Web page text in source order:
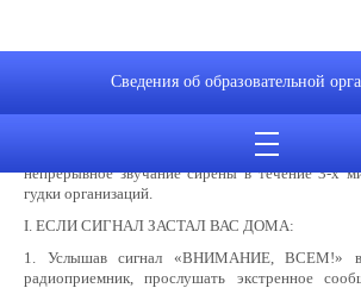
ПОРЯДОК ОПОВЕЩЕНИЯ
ЧРЕЗВЫЧАЙНЫХ СИТУАЦИЯХ (ЧС)
Оповещение начинается с подачи сигнала
непрерывное звучание сирены в течение 3-х
гудки организаций.
I. ЕСЛИ СИГНАЛ ЗАСТАЛ ВАС ДОМА:
1. Услышав сигнал «ВНИМАНИЕ, ВСЕМ!»
радиоприемник, прослушать экстренное
Сведения об образовательной